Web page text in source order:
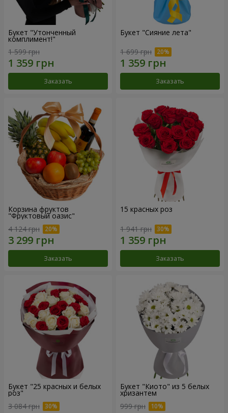
Букет "Утонченный
комплимент!"
1 599 грн
Заказать
Букет "Сияние лета"
1 699 грн
Заказать
Корзина фруктов
"Фруктовый оазис"
4 124 грн
Заказать
15 красных роз
1 941 грн
Заказать
Букет "25 красных и белых
роз"
3 084 грн
Букет "Киото" из 5 белых
хризантем
999 грн